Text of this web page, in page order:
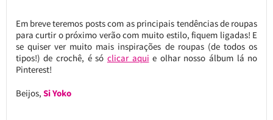
Em breve teremos posts com as principais tendências de roupas
para curtir o próximo verão com muito estilo, fiquem ligadas! E
se quiser ver muito mais inspirações de roupas (de todos os
tipos!) de crochê, é só clicar aqui e olhar nosso álbum lá no
Pinterest!
Beijos, Si Yoko